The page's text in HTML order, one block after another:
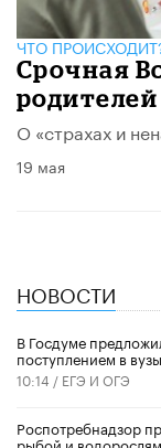
ЧТО
Срочная
О «страхах и
19 мая
НОВОСТИ
В Госдуме
поступлением в вузы
10:14 / ЕГЭ И ОГЭ
Роспотребнадзор
рыбой и